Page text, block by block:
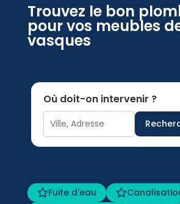
Trouvez le bon
pour vos meubles
vasques
Où doit-on intervenir ?
Fuite d'eau